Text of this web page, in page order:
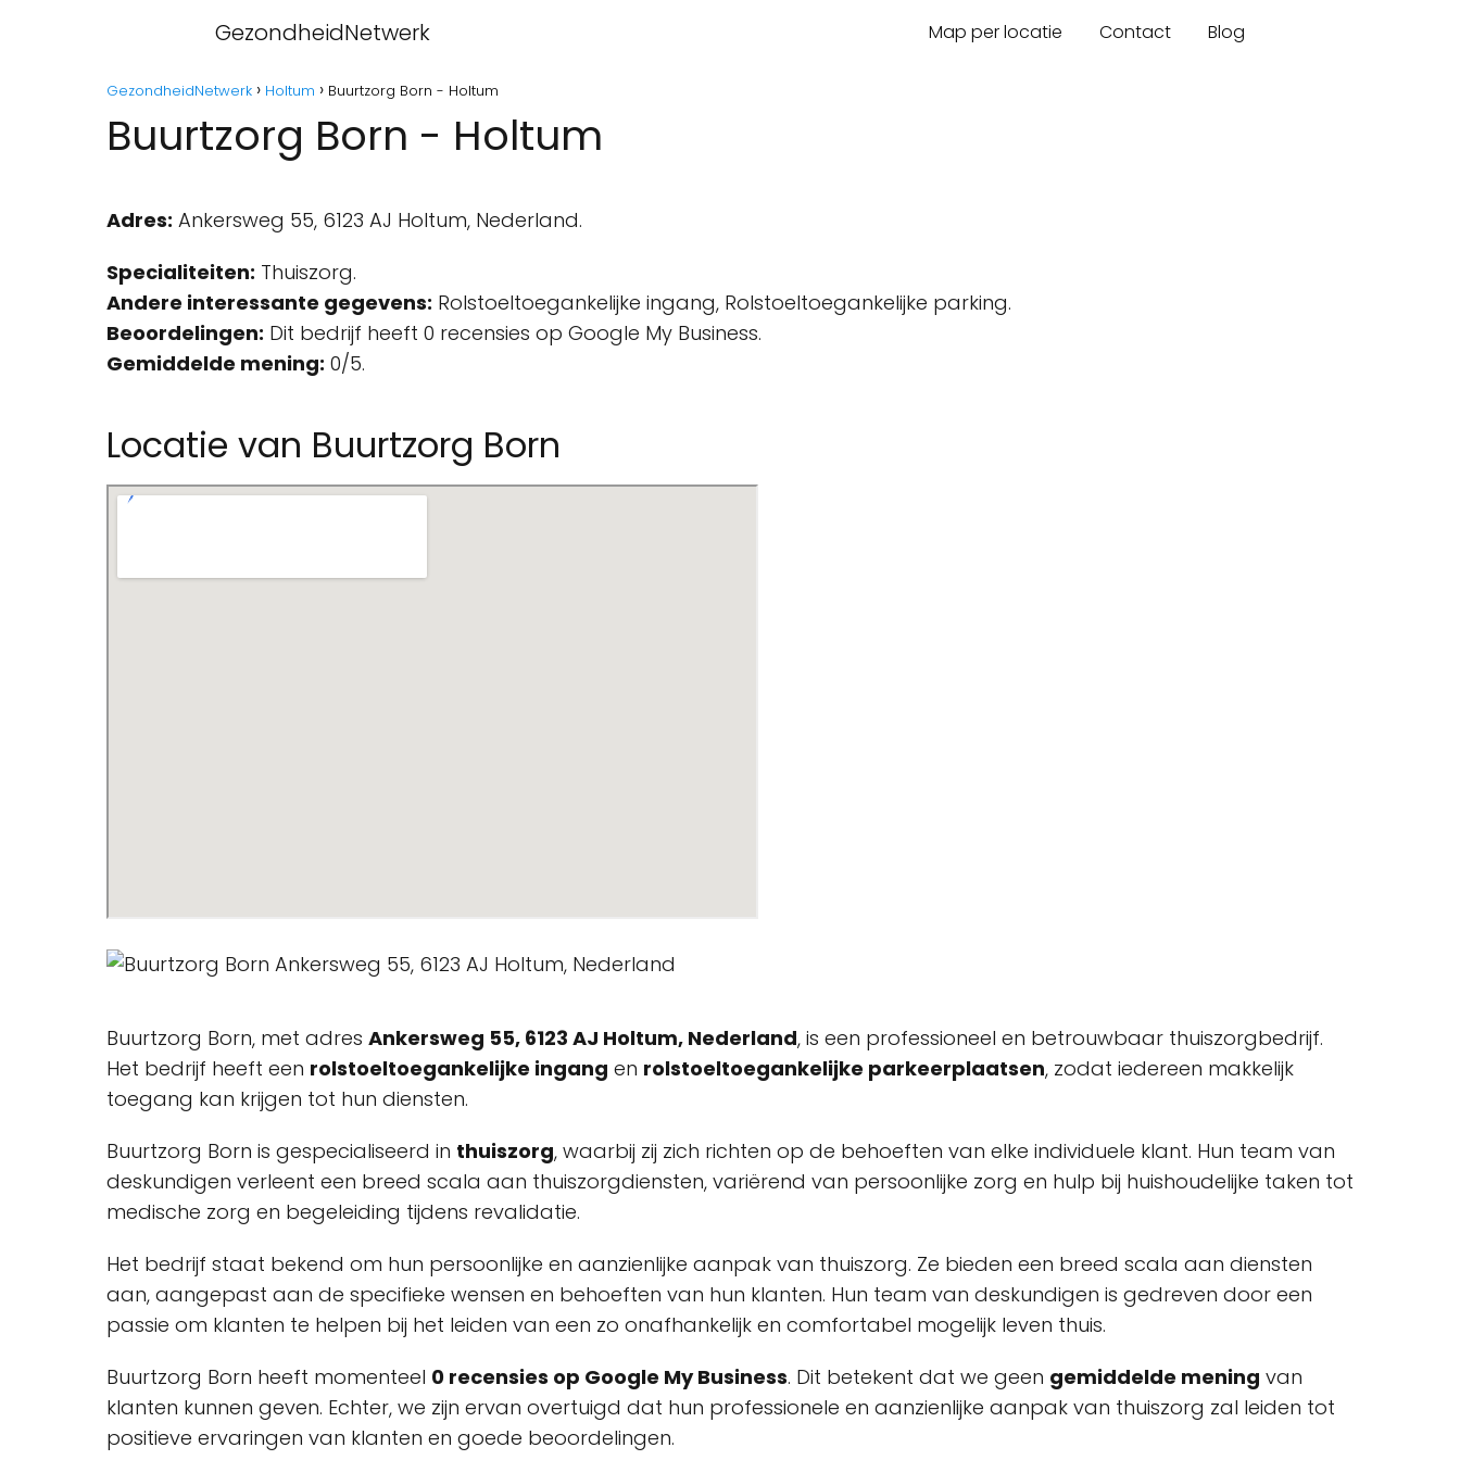
GezondheidNetwerk Map per locatie Contact Blog
GezondheidNetwerk Holtum Buurtzorg Born - Holtum
Buurtzorg Born - Holtum
Adres: Ankersweg 55, 6123 AJ Holtum, Nederland.
Specialiteiten: Thuiszorg.
Andere interessante gegevens: Rolstoeltoegankelijke ingang, Rolstoeltoegankelijke parking.
Beoordelingen: Dit bedrijf heeft 0 recensies op Google My Business.
Gemiddelde mening: 0/5.
Locatie van Buurtzorg Born
Buurtzorg Born, met adres Ankersweg 55, 6123 AJ Holtum, Nederland, is een professioneel en betrouwbaar thuiszorgbedrijf.
Het bedrijf heeft een rolstoeltoegankelijke ingang en rolstoeltoegankelijke parkeerplaatsen, zodat iedereen makkelijk
toegang kan krijgen tot hun diensten.
Buurtzorg Born is gespecialiseerd in thuiszorg, waarbij zij zich richten op de behoeften van elke individuele klant. Hun team van
deskundigen verleent een breed scala aan thuiszorgdiensten, variërend van persoonlijke zorg en hulp bij huishoudelijke taken tot
medische zorg en begeleiding tijdens revalidatie.
Het bedrijf staat bekend om hun persoonlijke en aanzienlijke aanpak van thuiszorg. Ze bieden een breed scala aan diensten
aan, aangepast aan de specifieke wensen en behoeften van hun klanten. Hun team van deskundigen is gedreven door een
passie om klanten te helpen bij het leiden van een zo onafhankelijk en comfortabel mogelijk leven thuis.
Buurtzorg Born heeft momenteel 0 recensies op Google My Business. Dit betekent dat we geen gemiddelde mening van
klanten kunnen geven. Echter, we zijn ervan overtuigd dat hun professionele en aanzienlijke aanpak van thuiszorg zal leiden tot
positieve ervaringen van klanten en goede beoordelingen.